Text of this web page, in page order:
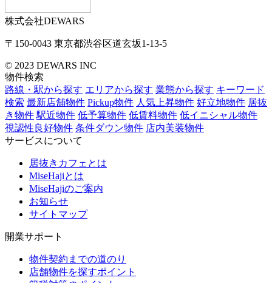
株式会社DEWARS
〒150-0043 東京都渋谷区道玄坂1-13-5
© 2023 DEWARS INC
物件検索
路線・駅から探す エリアから探す 業態から探す キーワード
検索 最新店舗物件 Pickup物件 人気上昇物件 好立地物件 居抜
き物件 駅近物件 低予算物件 低賃料物件 低イニシャル物件
視認性良好物件 条件ダウン物件 店内美装物件
サービスについて
居抜きカフェとは
MiseHajiとは
MiseHajiのご案内
お知らせ
サイトマップ
開業サポート
物件契約までの道のり
店舗物件を探すポイント